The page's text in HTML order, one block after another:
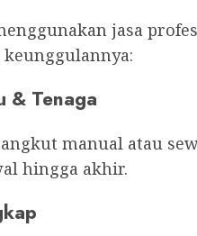
jasa
& Tenaga
manual atau
hingga akhir.